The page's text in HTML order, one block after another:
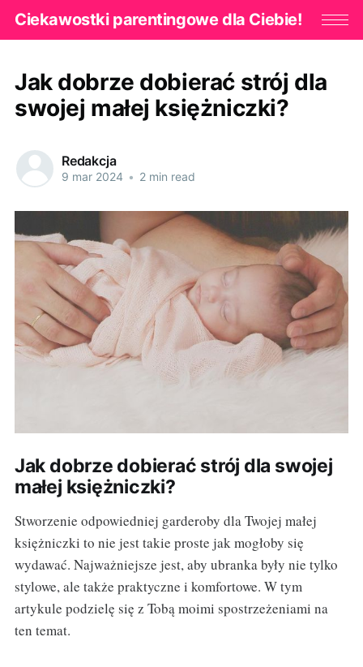
Ciekawostki parentingowe dla Ciebie!
Jak dobrze dobierać strój dla
swojej małej księżniczki?
Redakcja
9 mar 2024 • 2 min read
Jak dobrze dobierać strój dla swojej
małej księżniczki?
Stworzenie odpowiedniej garderoby dla Twojej małej
księżniczki to nie jest takie proste jak mogłoby się
wydawać. Najważniejsze jest, aby ubranka były nie tylko
stylowe, ale także praktyczne i komfortowe. W tym
artykule podzielę się z Tobą moimi spostrzeżeniami na
ten temat.